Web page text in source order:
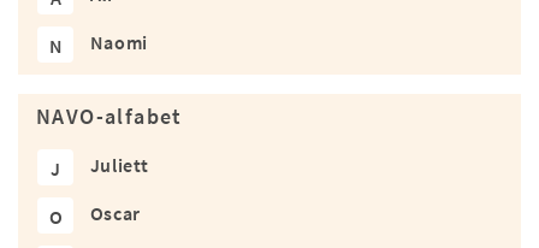
N Naomi
NAVO-alfabet
J Juliett
O Oscar